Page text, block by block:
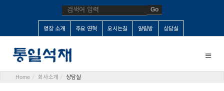
Go
명장 소개 주요 연혁 오시는길 알림방 상담실
Toggle
Home 회사소개 상담실